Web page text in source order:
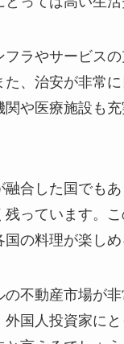
ラやサービス
、治安が非常
や医療施設も
合した国でも
っています。
の料理が楽しめ
不動産市場が
国人投資家に